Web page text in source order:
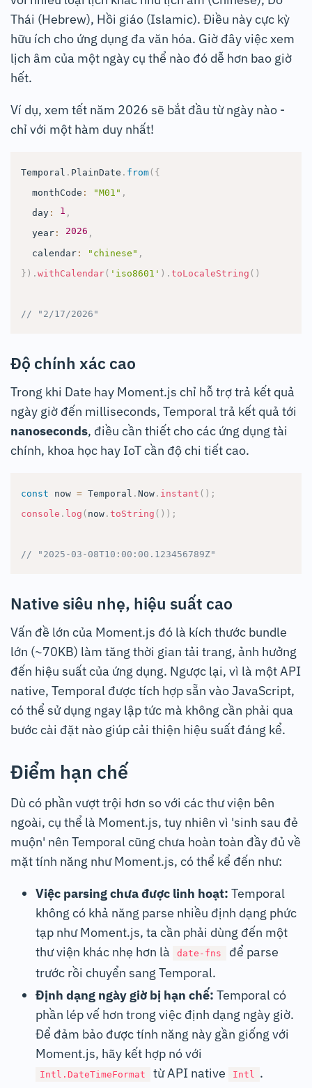
Thái (Hebrew), Hồi giáo (Islamic). Điều này cực kỳ
hữu ích cho ứng dụng đa văn hóa. Giờ đây việc xem
lịch âm của một ngày cụ thể nào đó dễ hơn bao giờ
hết.
Ví dụ, xem tết năm 2026 sẽ bắt đầu từ ngày nào -
chỉ với một hàm duy nhất!
Temporal . PlainDate . from( {
  monthCode
: "M01" ,
  day
: 1 ,
  year
: 2026 ,
  calendar
: "chinese" ,
} ) . withCalendar( 'iso8601' ) . toLocaleString ( )
// "2/17/2026"
Độ chính xác cao
Trong khi Date hay Moment.js chỉ hỗ trợ trả kết quả
ngày giờ đến milliseconds, Temporal trả kết quả tới
nanoseconds, điều cần thiết cho các ứng dụng tài
chính, khoa học hay IoT cần độ chi tiết cao.
const now = Temporal . Now. instant ( ) ;
console . log ( now. toString ( ) ) ;
// "2025-03-08T10:00:00.123456789Z"
Native siêu nhẹ, hiệu suất cao
Vấn đề lớn của Moment.js đó là kích thước bundle
lớn (~70KB) làm tăng thời gian tải trang, ảnh hưởng
đến hiệu suất của ứng dụng. Ngược lại, vì là một API
native, Temporal được tích hợp sẵn vào JavaScript,
có thể sử dụng ngay lập tức mà không cần phải qua
bước cài đặt nào giúp cải thiện hiệu suất đáng kể.
Điểm hạn chế
Dù có phần vượt trội hơn so với các thư viện bên
ngoài, cụ thể là Moment.js, tuy nhiên vì 'sinh sau đẻ
muộn' nên Temporal cũng chưa hoàn toàn đầy đủ về
mặt tính năng như Moment.js, có thể kể đến như:
Việc parsing chưa được linh hoạt: Temporal
không có khả năng parse nhiều định dạng phức
tạp như Moment.js, ta cần phải dùng đến một
thư viện khác nhẹ hơn là
date-fns
để parse
trước rồi chuyển sang Temporal.
Định dạng ngày giờ bị hạn chế: Temporal có
phần lép vế hơn trong việc định dạng ngày giờ.
Để đảm bảo được tính năng này gần giống với
Moment.js, hãy kết hợp nó với
Intl.DateTimeFormat từ API native Intl .